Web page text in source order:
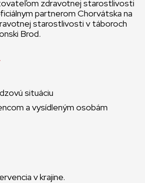
zdravotnej starostlivosti
partnerom Chorvátska na
starostlivosti v táboroch
Brod.
situáciu
a vysídleným osobám
v krajine.